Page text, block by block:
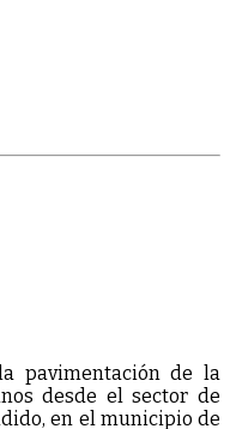
pavimentación de la
desde el sector de
en el municipio de